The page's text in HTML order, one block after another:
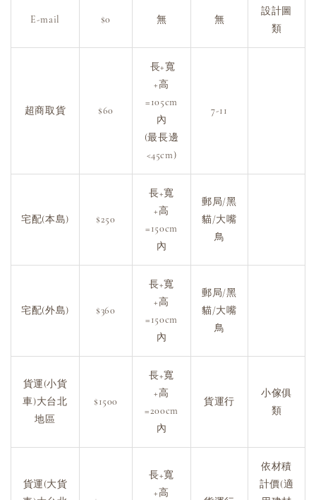
E-mail $0 無 無
設計圖
類
超商取貨 $60
長+寬
+高
=105cm
內
(最長邊
<45cm)
7-11
宅配(本島) $250
長+寬
+高
=150cm
內
郵局/黑
貓/大嘴
鳥
宅配(外島) $360
長+寬
+高
=150cm
內
郵局/黑
貓/大嘴
鳥
貨運(小貨
車)大台北
地區
$1500
長+寬
+高
=200cm
內
貨運行
小傢俱
類
貨運(大貨
長+寬
+高
依材積
計價(適